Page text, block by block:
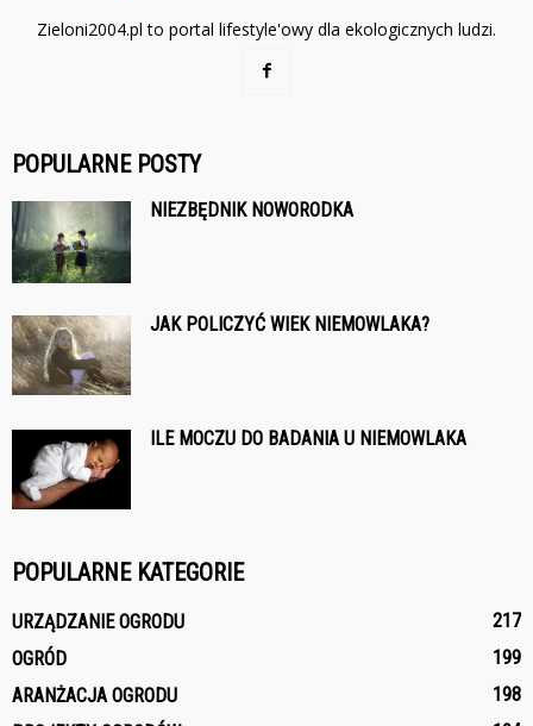
Zieloni2004.pl to portal lifestyle'owy dla ekologicznych ludzi.
POPULARNE POSTY
NIEZBĘDNIK NOWORODKA
JAK POLICZYĆ WIEK NIEMOWLAKA?
ILE MOCZU DO BADANIA U NIEMOWLAKA
POPULARNE KATEGORIE
URZĄDZANIE OGRODU
217
OGRÓD
199
ARANŻACJA OGRODU
198